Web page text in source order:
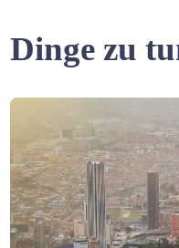
Dinge zu